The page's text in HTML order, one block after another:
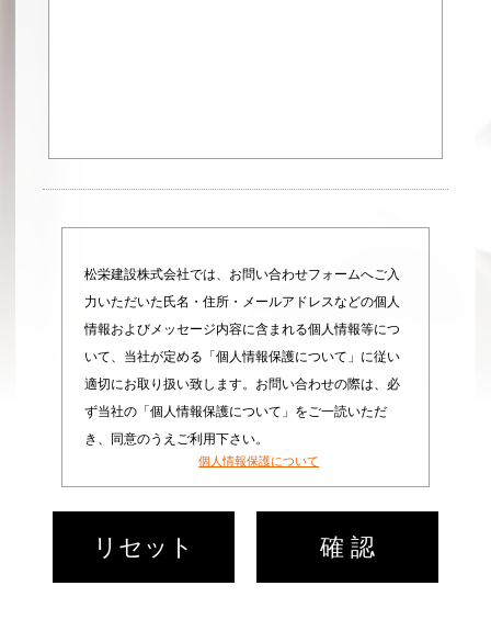
松栄建設株式会社では、お問い合わせフォームへご入
力いただいた氏名・住所・メールアドレスなどの個人
情報およびメッセージ内容に含まれる個人情報等につ
いて、当社が定める「個人情報保護について」に従い
適切にお取り扱い致します。お問い合わせの際は、必
ず当社の「個人情報保護について」をご一読いただ
き、同意のうえご利用下さい。
個人情報保護について